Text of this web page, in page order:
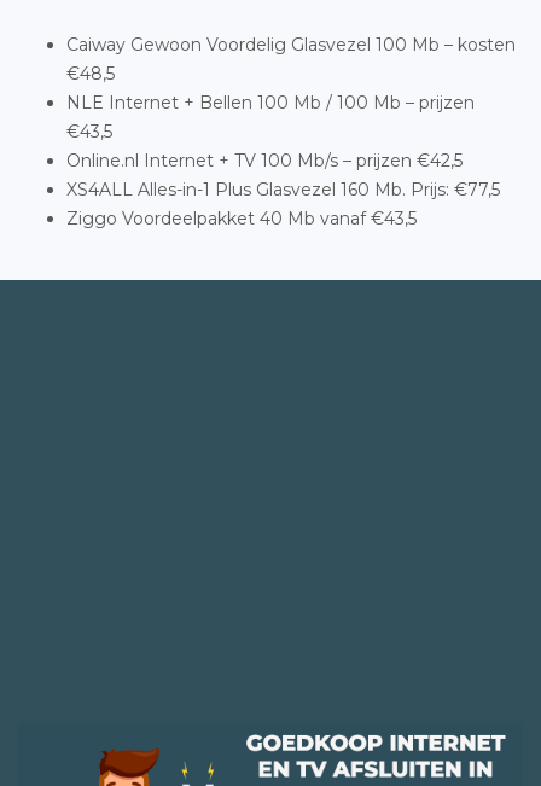
Caiway Gewoon Voordelig Glasvezel 100 Mb – kosten
€48,5
NLE Internet + Bellen 100 Mb / 100 Mb – prijzen
€43,5
Online.nl Internet + TV 100 Mb/s – prijzen €42,5
XS4ALL Alles-in-1 Plus Glasvezel 160 Mb. Prijs: €77,5
Ziggo Voordeelpakket 40 Mb vanaf €43,5